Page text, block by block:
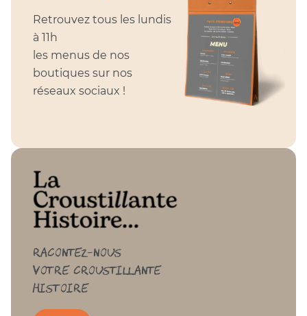
Retrouvez tous les lundis
à 11h
les menus de nos
boutiques sur nos
réseaux sociaux !
Racontez-nous
votre croustillante
histoire